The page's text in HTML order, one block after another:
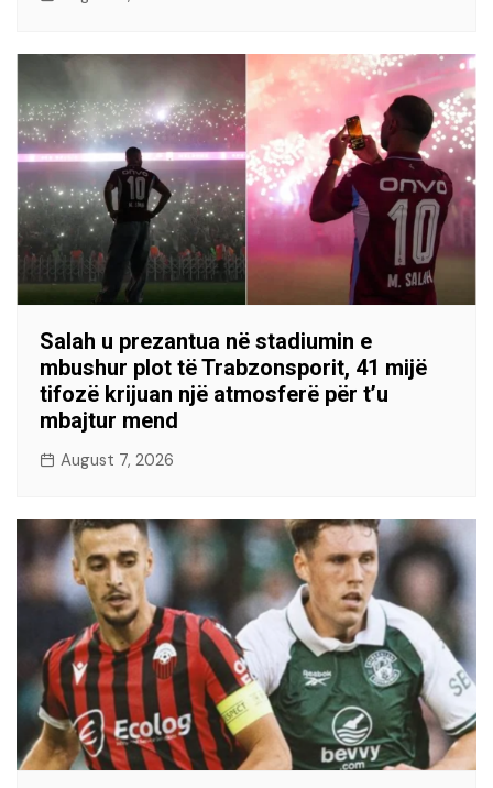
Salah u prezantua në stadiumin e
mbushur plot të Trabzonsporit, 41 mijë
tifozë krijuan një atmosferë për t’u
mbajtur mend
August 7, 2026